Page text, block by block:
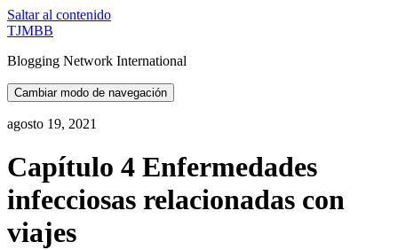
Saltar al contenido
TJMBB
Blogging Network International
Cambiar modo de navegación
agosto 19, 2021
Capítulo 4 Enfermedades
infecciosas relacionadas con
viajes